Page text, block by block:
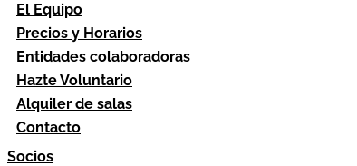
El Equipo
Precios y Horarios
Entidades colaboradoras
Hazte Voluntario
Alquiler de salas
Contacto
Socios